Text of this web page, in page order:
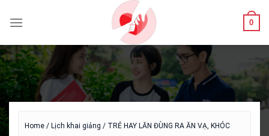
0
Home / Lịch khai giảng / TRẺ HAY LĂN ĐÙNG RA ĂN VẠ, KHÓC